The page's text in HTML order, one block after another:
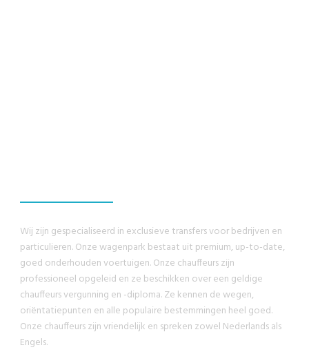
Wij zijn gespecialiseerd in exclusieve transfers voor bedrijven en
particulieren. Onze wagenpark bestaat uit premium, up-to-date,
goed onderhouden voertuigen. Onze chauffeurs zijn
professioneel opgeleid en ze beschikken over een geldige
chauffeurs vergunning en -diploma. Ze kennen de wegen,
oriëntatiepunten en alle populaire bestemmingen heel goed.
Onze chauffeurs zijn vriendelijk en spreken zowel Nederlands als
Engels.